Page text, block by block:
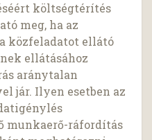
költségtérítés
meg, ha az
közfeladatot ellátó
ellátásához
aránytalan
jár. Ilyen esetben az
munkaerő-ráfordítás